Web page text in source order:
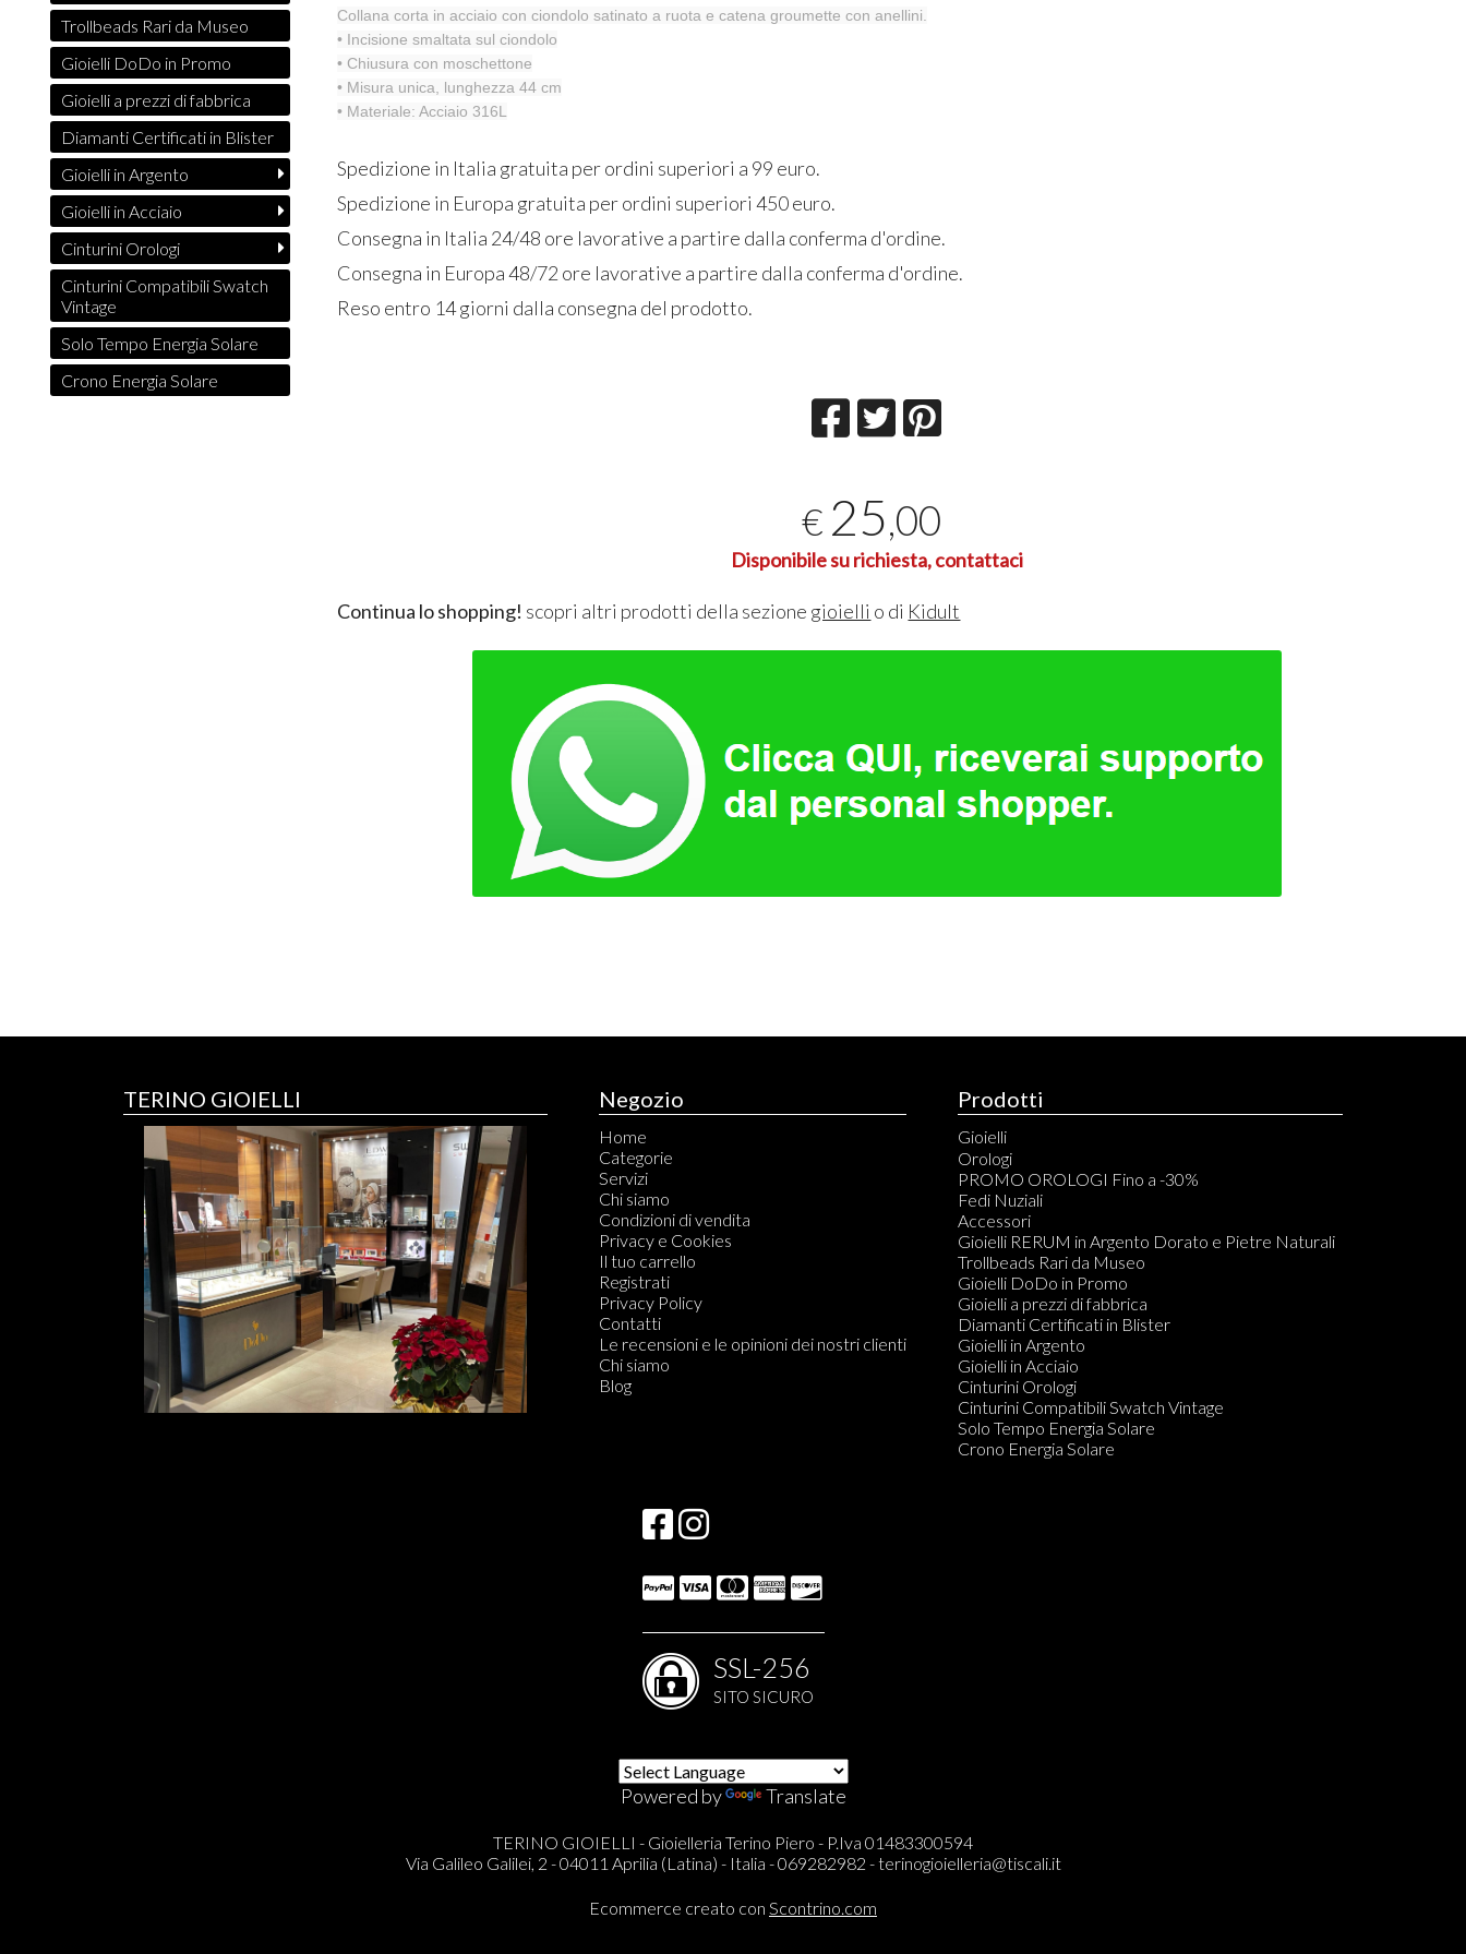
Collana corta in acciaio con ciondolo satinato a ruota e catena groumette con anellini.
• Incisione smaltata sul ciondolo
• Chiusura con moschettone
• Misura unica, lunghezza 44 cm
• Materiale: Acciaio 316L
Spedizione in Italia gratuita per ordini superiori a 99 euro.
Spedizione in Europa gratuita per ordini superiori 450 euro.
Consegna in Italia 24/48 ore lavorative a partire dalla conferma d'ordine.
Consegna in Europa 48/72 ore lavorative a partire dalla conferma d'ordine.
Reso entro 14 giorni dalla consegna del prodotto.
€ 25,00
Disponibile su richiesta, contattaci
Continua lo shopping! scopri altri prodotti della sezione gioielli o di Kidult
Trollbeads Rari da Museo
Gioielli DoDo in Promo
Gioielli a prezzi di fabbrica
Diamanti Certificati in Blister
Gioielli in Argento
Gioielli in Acciaio
Cinturini Orologi
Cinturini Compatibili Swatch
Vintage
Solo Tempo Energia Solare
Crono Energia Solare
TERINO GIOIELLI Negozio
Home
Categorie
Servizi
Chi siamo
Condizioni di vendita
Privacy e Cookies
Il tuo carrello
Registrati
Privacy Policy
Contatti
Le recensioni e le opinioni dei nostri clienti
Chi siamo
Blog
Prodotti
Gioielli
Anelli
Bracciali
Cavigliere
Ciondoli
Collane
Componenti per Bracciali, Collane, Orecchini e Anelli
Fedine
Orecchini
Diamanti in Blister
DoDo KIT PULIZIA GIOIELLI
Orologi
PROMO OROLOGI Fino a -30%
Fedi Nuziali
Accessori
Gioielli RERUM in Argento Dorato e Pietre Naturali
Trollbeads Rari da Museo
Gioielli DoDo in Promo
Gioielli a prezzi di fabbrica
Diamanti Certificati in Blister
Gioielli in Argento
Gioielli in Acciaio
Cinturini Orologi
Cinturini Compatibili Swatch Vintage
Solo Tempo Energia Solare
Crono Energia Solare
SSL-256
SITO SICURO
Powered by Translate
TERINO GIOIELLI - Gioielleria Terino Piero - P.Iva 01483300594
Via Galileo Galilei, 2 - 04011 Aprilia (Latina) - Italia - 069282982 -terinogioielleria@tiscali.it
Ecommerce creato con Scontrino.com